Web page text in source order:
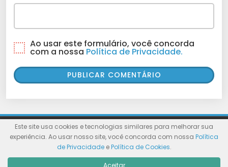
Ao usar este formulário, você concorda
com a nossa Política de Privacidade.
© Wolf WP. Feito com Wolf WP.
Este site usa cookies e tecnologias similares para melhorar sua
experiência. Ao usar nosso site, você concorda com nossa Política
de PrivacidadeePolítica de Cookies.
Aceitar